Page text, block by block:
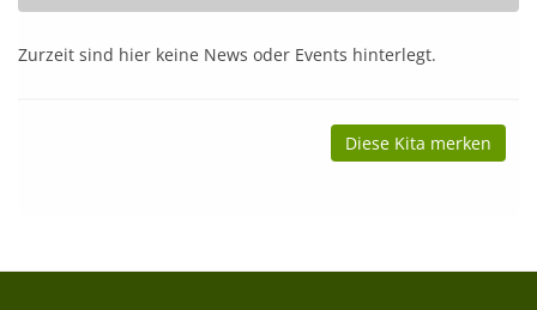
Zurzeit sind hier keine News oder Events hinterlegt.
Diese Kita merken